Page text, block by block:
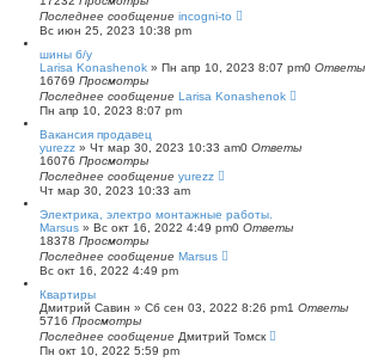
Последнее сообщение incogni-to
Вс июн 25, 2023 10:38 pm
шины б/у
Larisa Konashenok » Пн апр 10, 2023 8:07 pm0 Ответы
16769 Просмотры
Последнее сообщение Larisa Konashenok
Пн апр 10, 2023 8:07 pm
Вакансия продавец
yurezz » Чт мар 30, 2023 10:33 am0 Ответы
16076 Просмотры
Последнее сообщение yurezz
Чт мар 30, 2023 10:33 am
Электрика, электро монтажные работы.
Marsus » Вс окт 16, 2022 4:49 pm0 Ответы
18378 Просмотры
Последнее сообщение Marsus
Вс окт 16, 2022 4:49 pm
Квартиры
Дмитрий Савин » Сб сен 03, 2022 8:26 pm1 Ответы
5716 Просмотры
Последнее сообщение Дмитрий Томск
Пн окт 10, 2022 5:59 pm